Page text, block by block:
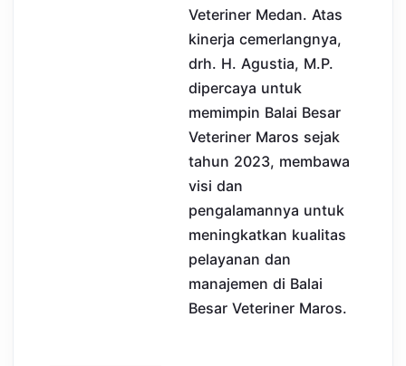
Veteriner Medan. Atas
kinerja cemerlangnya,
drh. H. Agustia, M.P.
dipercaya untuk
memimpin Balai Besar
Veteriner Maros sejak
tahun 2023, membawa
visi dan
pengalamannya untuk
meningkatkan kualitas
pelayanan dan
manajemen di Balai
Besar Veteriner Maros.